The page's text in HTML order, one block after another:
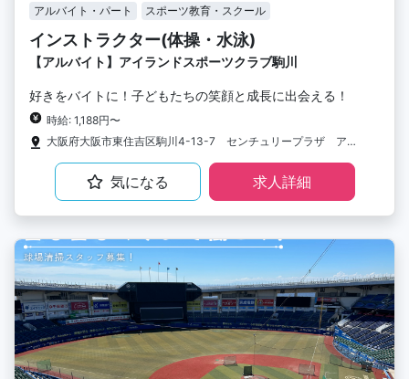
アルバイト・パート スポーツ教育・スクール
インストラクター(体操・水泳)
【アルバイト】アイランドスポーツクラブ駒川
好きをバイトに！子どもたちの笑顔と成長に出会える！
時給: 1,188円〜
大阪府大阪市東住吉区駒川4-13-7 センチュリープラザ アイランドスポーツクラブ駒川
気になる 求人詳細